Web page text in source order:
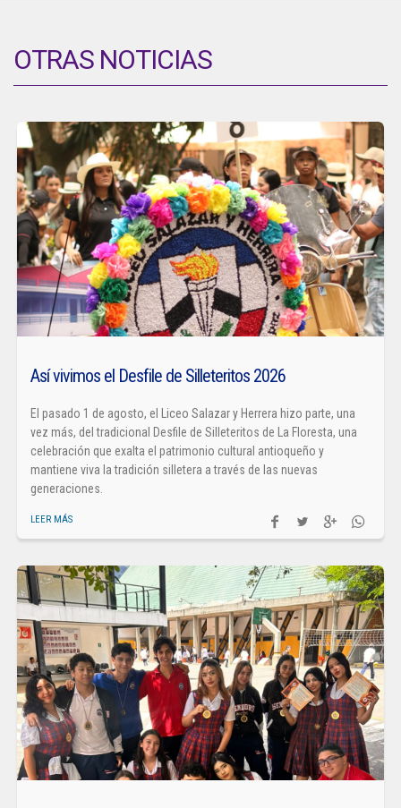
OTRAS NOTICIAS
Así vivimos el Desfile de Silleteritos 2026
El pasado 1 de agosto, el Liceo Salazar y Herrera hizo parte, una
vez más, del tradicional Desfile de Silleteritos de La Floresta, una
celebración que exalta el patrimonio cultural antioqueño y
mantiene viva la tradición silletera a través de las nuevas
generaciones.
LEER MÁS